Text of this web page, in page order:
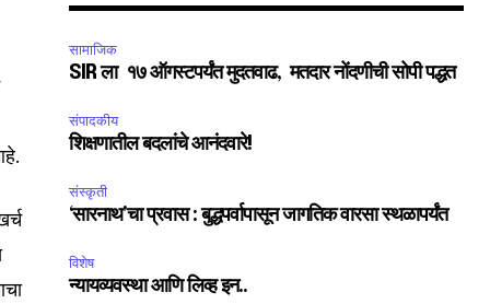
सामाजिक
SIR ला १७ ऑगस्टपर्यंत मुदतवाढ, मतदार नोंदणीची सोपी पद्धत
संपादकीय
शिक्षणातील बदलांचे आनंदवारे!
संस्कृती
‘सारनाथ’चा प्रवास : बुद्धपर्वापासून जागतिक वारसा स्थळापर्यंत
विशेष
न्यायव्यवस्था आणि लिव्ह इन..